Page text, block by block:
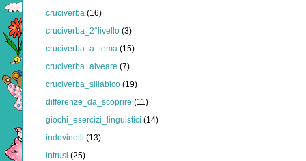
cruciverba (16)
cruciverba_2°livello (3)
cruciverba_a_tema (15)
cruciverba_alveare (7)
cruciverba_sillabico (19)
differenze_da_scoprire (11)
giochi_esercizi_linguistici (14)
indovinelli (13)
intrusi (25)